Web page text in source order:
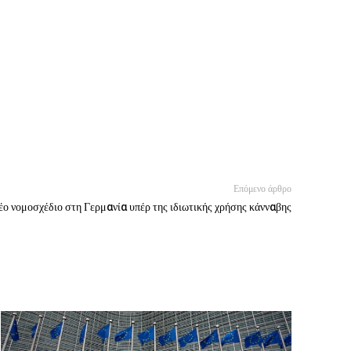
Επόμενο άρθρο
νομοσχέδιο στη Γερμανία υπέρ της ιδιωτικής χρήσης κάνναβης